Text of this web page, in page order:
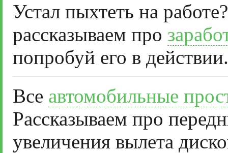
Устал пыхтеть на
рассказываем про
попробуй его в действии.
Все автомобильные
Рассказываем про
увеличения вылета